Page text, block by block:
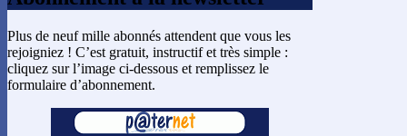
Plus de neuf mille abonnés attendent que vous les
rejoigniez ! C’est gratuit, instructif et très simple :
cliquez sur l’image ci-dessous et remplissez le
formulaire d’abonnement.